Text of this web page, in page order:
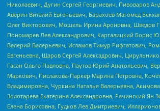
Николаевич, Дугин Сергей Георгиевич, Пивоваров
Аверин Виталий Евгеньевич, Барахоев Магомед
Олег Викторович, Мошель Ирина Ароновна, Шведов
Пономарев Лев Александрович, Каргалицкий Борис
Валерий Валерьевич, Исламов Тимур Рифгатович,
Евгеньевна, Щаров Сергей Алексадрович,
Гасан Ольга Павловна, Паутов Юрий Анатольевич,
Маркович, Пислакова-Паркер Марина Петровна,
Владимировна, Чуркина Наталья Валерьевна,
Золотарева Екатерина Александровна, Рачинский Ян
Елена Борисовна, Гудков Лев Дмитриевич,